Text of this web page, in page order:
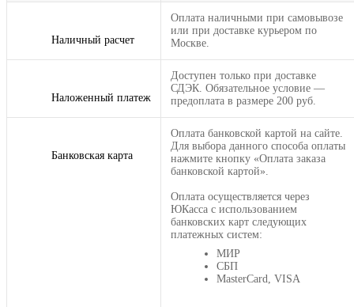
Наличный расчет
Оплата наличными при самовывозе
или при доставке курьером по
Москве.
Наложенный платеж
Доступен только при доставке
СДЭК. Обязательное условие —
предоплата в размере 200 руб.
Банковская карта
Оплата банковской картой на сайте.
Для выбора данного способа оплаты
нажмите кнопку «Оплата заказа
банковской картой».
Оплата осуществляется через
ЮКасса с использованием
банковских карт следующих
платежных систем:
МИР
СБП
MasterCard, VISA